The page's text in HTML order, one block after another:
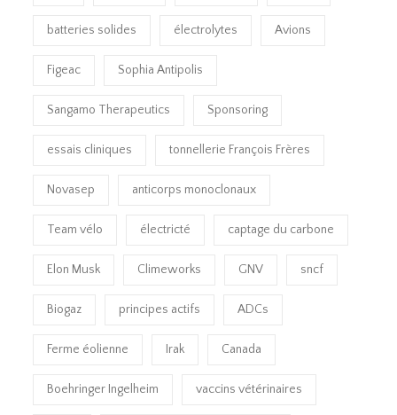
batteries solides électrolytes Avions
Figeac Sophia Antipolis
Sangamo Therapeutics Sponsoring
essais cliniques tonnellerie François Frères
Novasep anticorps monoclonaux
Team vélo électricté captage du carbone
Elon Musk Climeworks GNV sncf
Biogaz principes actifs ADCs
Ferme éolienne Irak Canada
Boehringer Ingelheim vaccins vétérinaires